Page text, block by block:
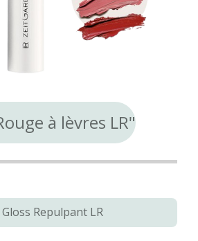
à lèvres LR"
Repulpant LR